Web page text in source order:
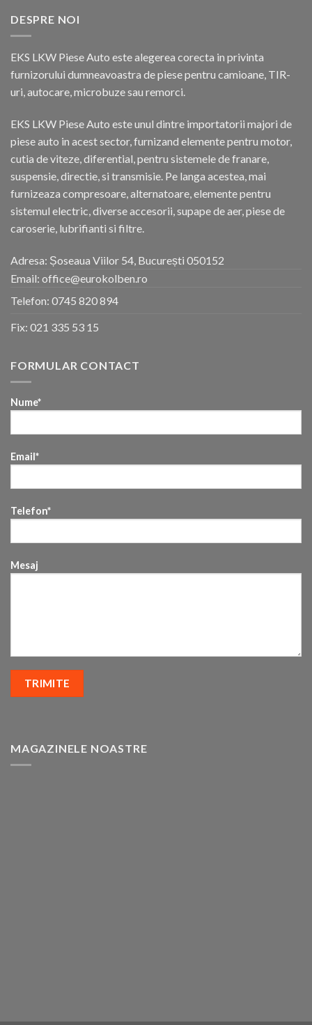
DESPRE NOI
EKS LKW Piese Auto este alegerea corecta in privinta
furnizorului dumneavoastra de piese pentru camioane, TIR-
uri, autocare, microbuze sau remorci.
EKS LKW Piese Auto este unul dintre importatorii majori de
piese auto in acest sector, furnizand elemente pentru motor,
cutia de viteze, diferential, pentru sistemele de franare,
suspensie, directie, si transmisie. Pe langa acestea, mai
furnizeaza compresoare, alternatoare, elemente pentru
sistemul electric, diverse accesorii, supape de aer, piese de
caroserie, lubrifianti si filtre.
Adresa: Șoseaua Viilor 54, București 050152
Email: office@eurokolben.ro
Telefon: 0745 820 894
Fix: 021 335 53 15
FORMULAR CONTACT
Nume*
Email*
Telefon*
Mesaj
MAGAZINELE NOASTRE